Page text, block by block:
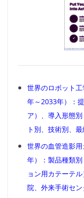
世界のロボット
年～2033年）：
ア）、導入形態
ト別、技術別、
世界の血管造影
年）：製品種類
ョン用カテーテ
院、外来手術セ